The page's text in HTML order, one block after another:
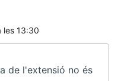
les 13:30
de l'extensió no és